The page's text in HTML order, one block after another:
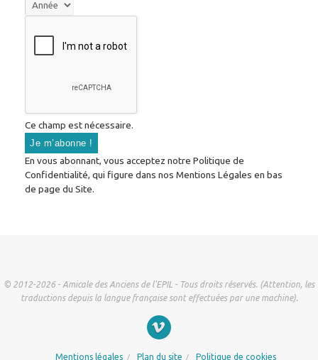
Ce champ est nécessaire.
En vous abonnant, vous acceptez notre Politique de
Confidentialité, qui figure dans nos Mentions Légales en bas
de page du Site.
© 2012-2026 - Amicale des Anciens de l'EPIL - Tous droits réservés. (Attention, les
traductions depuis la langue française sont effectuées par une machine).
Mentions légales Plan du site Politique de cookies